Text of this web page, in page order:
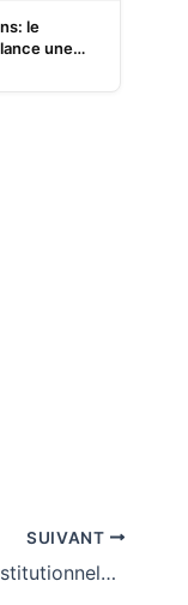
le
une
aux
SUIVANT
Kirghizistan : Faure Gnassingbé visite des sites institutionnels et économiques clés